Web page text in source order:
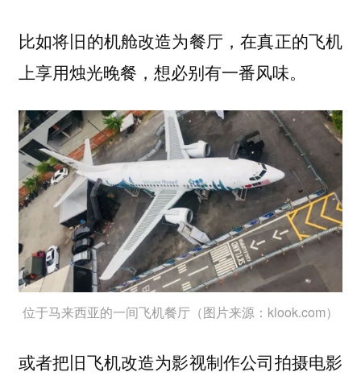
比如将旧的机舱改造为餐厅 ，在真正的飞机
上享用烛光晚餐，想必别有一番风味。
位于马来西亚的一间飞机餐厅（图片来源：klook.com）
或者把旧飞机改造为影视制作公司拍摄电影